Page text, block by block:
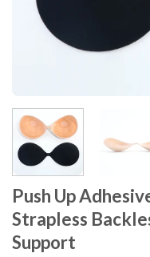
Push Up
Strapless
Support